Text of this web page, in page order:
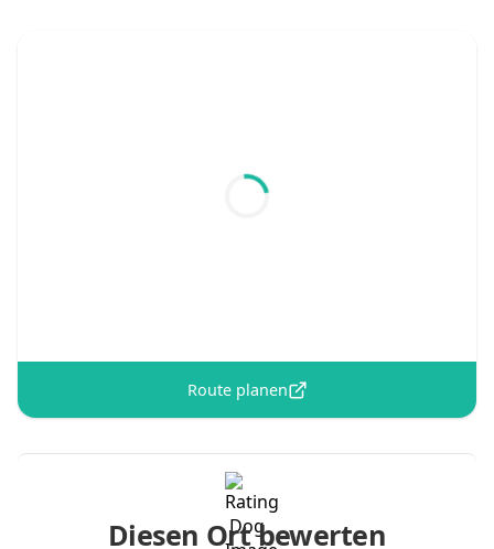
Route planen
Diesen Ort bewerten